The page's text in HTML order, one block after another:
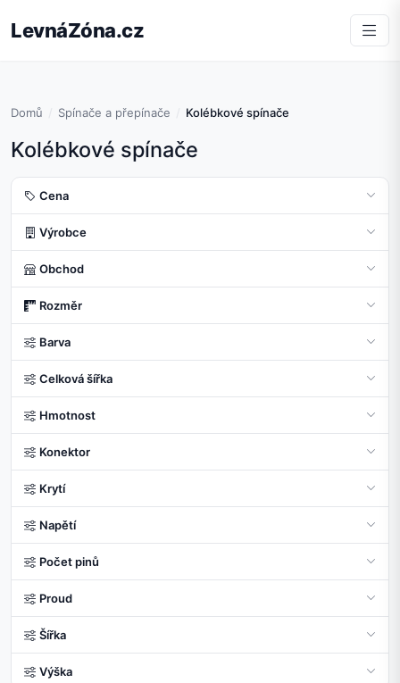
LevnáZóna.cz
Domů Spínače a přepínače Kolébkové spínače
Kolébkové spínače
Cena
Výrobce
Obchod
Rozměr
Barva
Celková šířka
Hmotnost
Konektor
Krytí
Napětí
Počet pinů
Proud
Šířka
Výška